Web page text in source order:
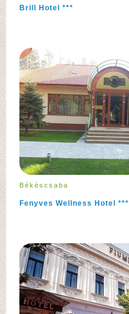
Brill Hotel ***
Békéscsaba
Fenyves Wellness Hotel ***